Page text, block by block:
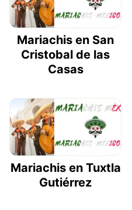
Mariachis en San
Cristobal de las
Casas
Mariachis en Tuxtla
Gutiérrez